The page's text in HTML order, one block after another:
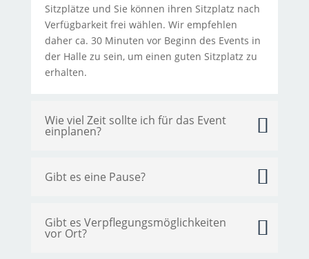
Sitzplätze und Sie können ihren Sitzplatz nach
Verfügbarkeit frei wählen. Wir empfehlen
daher ca. 30 Minuten vor Beginn des Events in
der Halle zu sein, um einen guten Sitzplatz zu
erhalten.
Wie viel Zeit sollte ich für das Event
einplanen?
Gibt es eine Pause?
Gibt es Verpflegungsmöglichkeiten
vor Ort?